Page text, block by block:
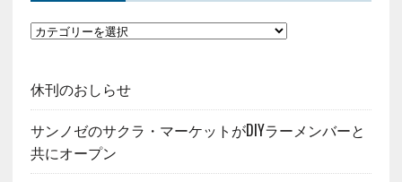
休刊のおしらせ
サンノゼのサクラ・マーケットがDIYラーメンバーと
共にオープン